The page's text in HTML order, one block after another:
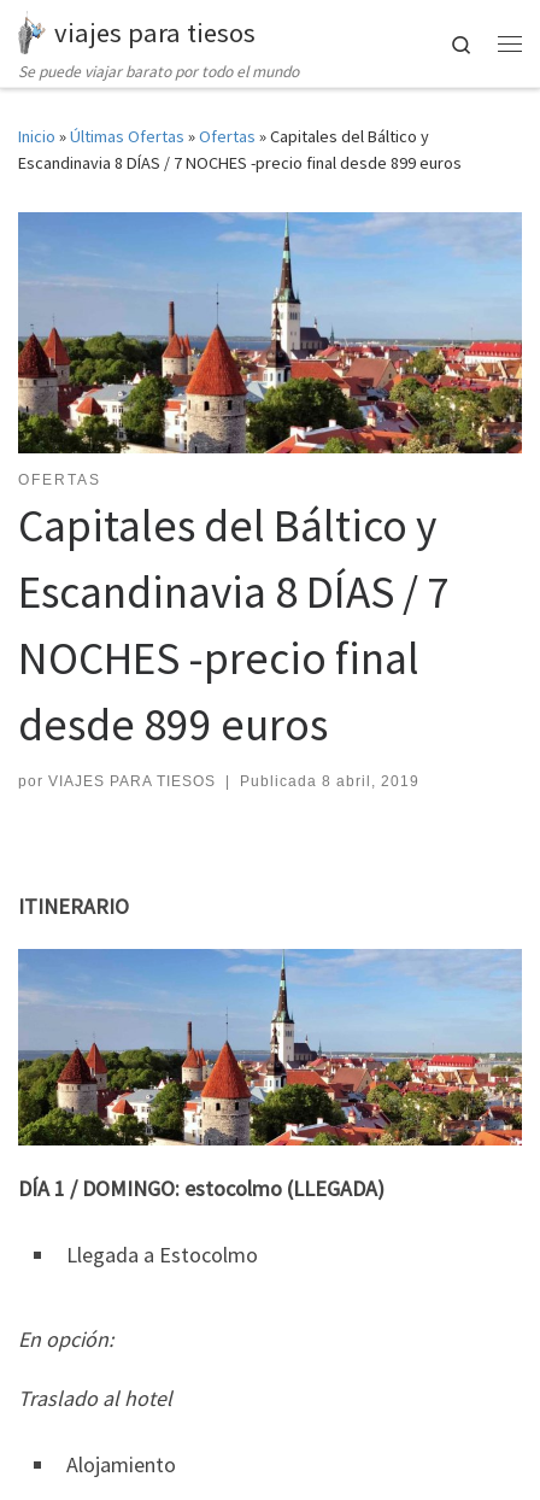
Saltar al contenido
viajes para tiesos
Se puede viajar barato por todo el mundo
Search
Inicio »Últimas Ofertas »Ofertas »Capitales del Báltico y
Escandinavia 8 DÍAS / 7 NOCHES -precio final desde 899 euros
OFERTAS
Capitales del Báltico y
Escandinavia 8 DÍAS / 7
NOCHES -precio final
desde 899 euros
por VIAJES PARA TIESOS Publicada 8 abril, 2019
ITINERARIO
DÍA 1 / DOMINGO: estocolmo (LLEGADA)
Llegada a Estocolmo
En opción:
Traslado al hotel
Alojamiento